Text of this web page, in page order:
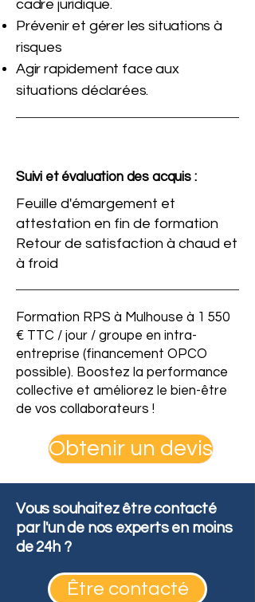
cadre juridique.
Prévenir et gérer les situations à
risques
Agir rapidement face aux
situations déclarées.
Suivi et évaluation des acquis :
Feuille d'émargement et
attestation en fin de formation
Retour de satisfaction à chaud et
à froid
Formation RPS à Mulhouse à 1 550
€ TTC / jour / groupe en intra-
entreprise (financement OPCO
possible). Boostez la performance
collective et améliorez le bien-être
de vos collaborateurs !
Obtenir un devis
Vous souhaitez être contacté
par l'un de nos experts en moins
de 24h ?
Être contacté